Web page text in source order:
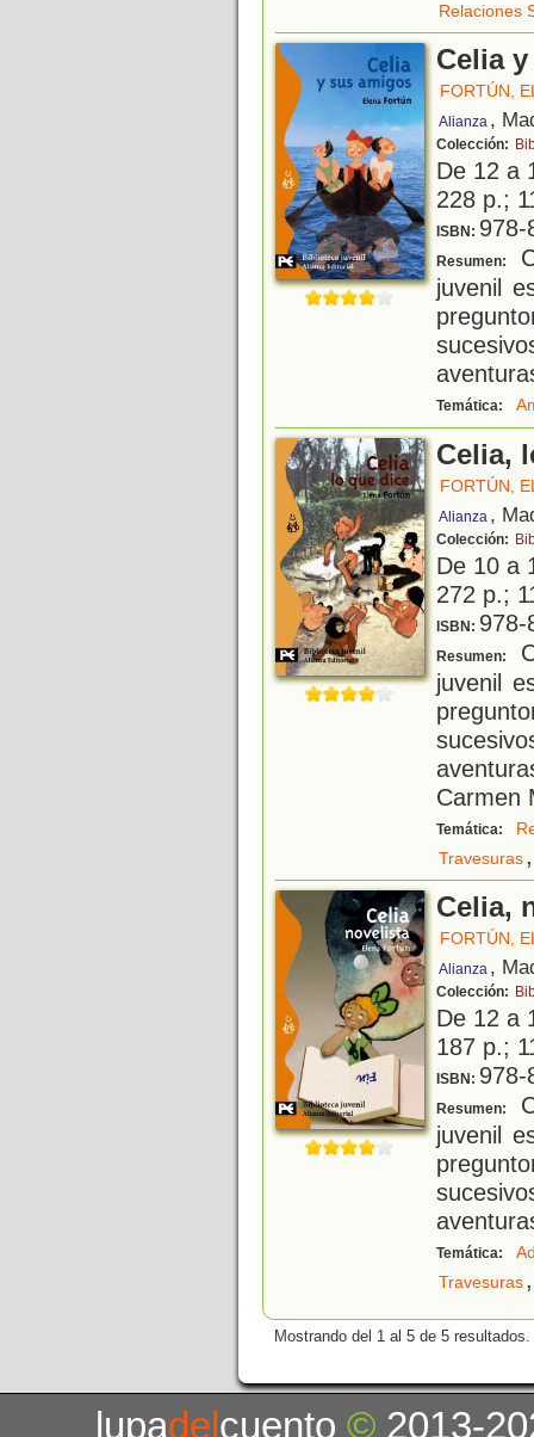
Relaciones
Celia
FORTÚN,
Alianza ,
Colección:
De 12 a
228 p.;
ISBN: 978-
Resumen:
juvenil
Temática:
Celia,
FORTÚN,
Alianza ,
Colección:
De 10 a
272 p.;
ISBN: 978-
Resumen:
juvenil
Carmen
Temática:
Travesuras,
Celia,
FORTÚN,
Alianza ,
Colección:
De 12 a
187 p.;
ISBN: 978-
Resumen:
juvenil
Temática:
Travesuras,
Mostrando del 1 al 5 de 5 resultados.
lupadelcuento© 2013-